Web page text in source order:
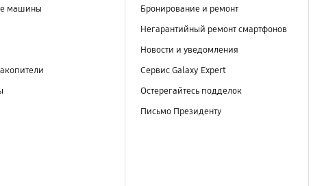
машины
Бронирование и ремонт
Негарантийный ремонт смартфонов
Новости и уведомления
Сервис Galaxy Expert
Остерегайтесь подделок
Письмо Президенту